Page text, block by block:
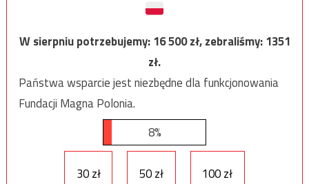
W sierpniu potrzebujemy:16 500zł, zebraliśmy:1351
zł.
Państwa wsparcie jest niezbędne dla funkcjonowania
Fundacji Magna Polonia.
8%
30 zł 50 zł 100 zł